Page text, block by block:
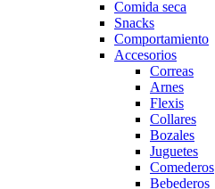
Comida seca
Snacks
Comportamiento
Accesorios
Correas
Arnes
Flexis
Collares
Bozales
Juguetes
Comederos
Bebederos